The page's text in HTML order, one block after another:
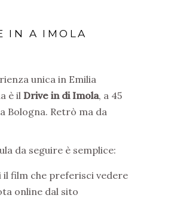
IN A IMOLA
unica in Emilia
è il Drive in di Imola, a 45
Bologna. Retrò ma da
da seguire è semplice:
il film che preferisci vedere
online dal sito